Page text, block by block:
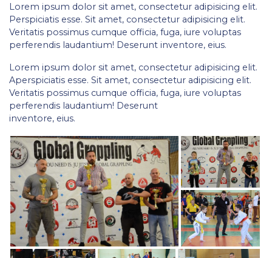
Lorem ipsum dolor sit amet, consectetur adipisicing elit.
Perspiciatis esse. Sit amet, consectetur adipisicing elit.
Veritatis possimus cumque officia, fuga, iure voluptas
perferendis laudantium! Deserunt inventore, eius.
Lorem ipsum dolor sit amet, consectetur adipisicing elit.
Aperspiciatis esse. Sit amet, consectetur adipisicing elit.
Veritatis possimus cumque officia, fuga, iure voluptas
perferendis laudantium! Deserunt
inventore, eius.